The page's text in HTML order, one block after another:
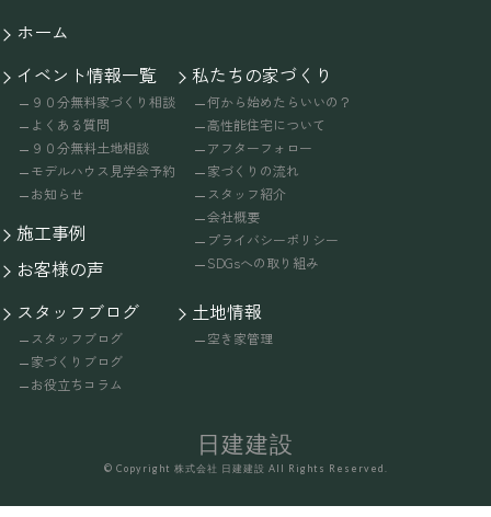
ホーム
イベント情報一覧
９０分無料家づくり相談
よくある質問
９０分無料土地相談
モデルハウス見学会予約
お知らせ
施工事例
お客様の声
私たちの家づくり
何から始めたらいいの？
高性能住宅について
アフターフォロー
家づくりの流れ
スタッフ紹介
会社概要
プライバシーポリシー
SDGsへの取り組み
スタッフブログ
スタッフブログ
家づくりブログ
お役立ちコラム
土地情報
空き家管理
日建建設
© Copyright 株式会社 日建建設 All Rights Reserved.